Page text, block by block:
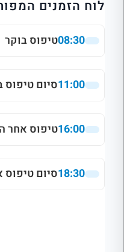
לוח הזמנים
08:30טיפוס בוקר
11:00סיום טיפוס
16:00טיפוס אחר
18:30סיום טיפוס